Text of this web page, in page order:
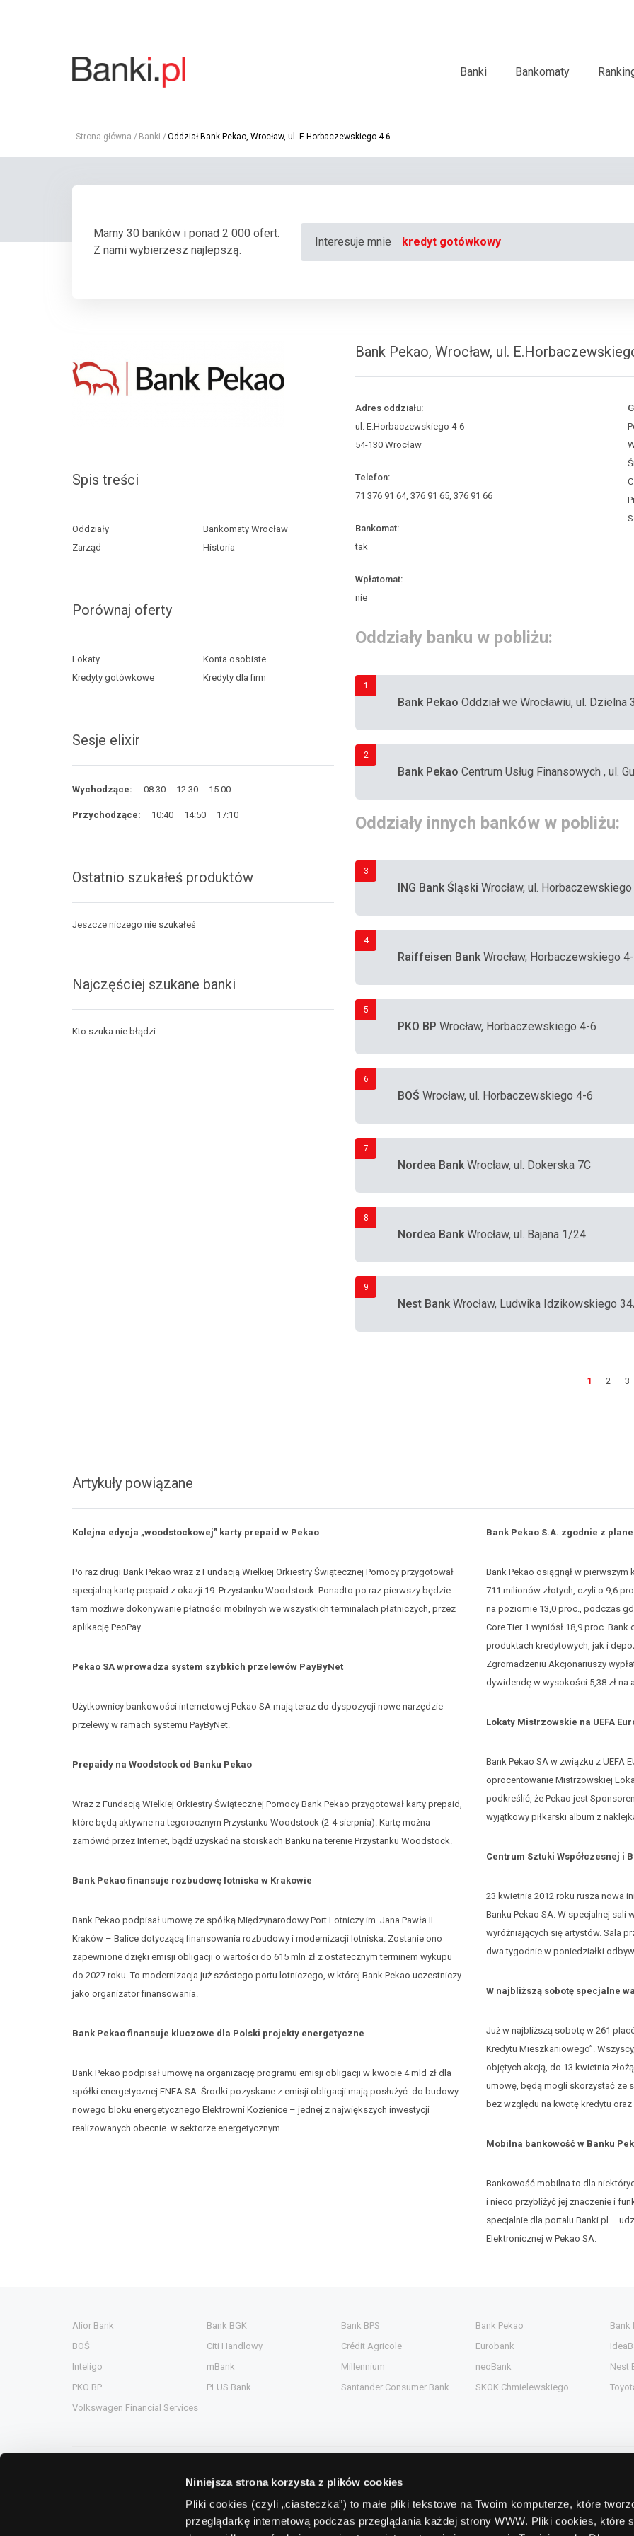
Niniejsza strona korzysta z plików cookies
Pliki cookies (czyli „ciasteczka”) to małe pliki tekstowe na Twoim komputerze, które
przeglądarkę internetową podczas przeglądania każdej strony WWW. Pliki cookies, które
Banki Bankomaty
Strona główna Banki Oddział Bank Pekao, Wrocław, ul. E.Horbaczewskiego 4-6
Mamy 30 banków i ponad 2 000 ofert.
Z nami wybierzesz najlepszą.
Interesuje mnie kredyt gotówkowy
Spis treści
Oddziały
Bankomaty Wrocław
Zarząd
Historia
Porównaj oferty
Lokaty
Konta osobiste
Kredyty gotówkowe
Kredyty dla firm
Sesje elixir
Wychodzące: 08:30 12:30 15:00
Przychodzące: 10:40 14:50 17:10
Ostatnio szukałeś produktów
Jeszcze niczego nie szukałeś
Najczęściej szukane banki
Kto szuka nie błądzi
Bank Pekao, Wrocław, ul.
Adres oddziału:
ul. E.Horbaczewskiego 4-6
54-130 Wrocław
Telefon:
71 376 91 64, 376 91 65, 376 91 66
Bankomat:
tak
Wpłatomat:
nie
Oddziały banku w pobliżu:
1
Bank Pekao Oddział we Wrocławiu, ul. Dzielna
2
Bank Pekao Centrum Usług Finansowych , ul.
Oddziały innych banków w pobliżu:
3
ING Bank Śląski Wrocław, ul.
4
Raiffeisen BankWrocław, Horbaczewskiego
5
PKO BP Wrocław, Horbaczewskiego 4-6
6
BOŚ Wrocław, ul. Horbaczewskiego 4-6
7
Nordea BankWrocław, ul. Dokerska 7C
8
Nordea BankWrocław, ul. Bajana 1/24
9
Nest BankWrocław, Ludwika Idzikowskiego
1 2 3
Artykuły powiązane
Kolejna edycja „woodstockowej” karty prepaid w Pekao
Po raz drugi Bank Pekao wraz z Fundacją Wielkiej Orkiestry Świątecznej Pomocy przygotował
specjalną kartę prepaid z okazji 19. Przystanku Woodstock. Ponadto po raz pierwszy będzie
tam możliwe dokonywanie płatności mobilnych we wszystkich terminalach płatniczych, przez
aplikację PeoPay.
Pekao SA wprowadza system szybkich przelewów PayByNet
Użytkownicy bankowości internetowej Pekao SA mają teraz do dyspozycji nowe narzędzie-
przelewy w ramach systemu PayByNet.
Prepaidy na Woodstock od Banku Pekao
Wraz z Fundacją Wielkiej Orkiestry Świątecznej Pomocy Bank Pekao przygotował karty prepaid,
które będą aktywne na tegorocznym Przystanku Woodstock (2-4 sierpnia). Kartę można
zamówić przez Internet, bądź uzyskać na stoiskach Banku na terenie Przystanku Woodstock.
Bank Pekao finansuje rozbudowę lotniska w Krakowie
Bank Pekao podpisał umowę ze spółką Międzynarodowy Port Lotniczy im. Jana Pawła II
Kraków – Balice dotyczącą finansowania rozbudowy i modernizacji lotniska. Zostanie ono
zapewnione dzięki emisji obligacji o wartości do 615 mln zł z ostatecznym terminem wykupu
do 2027 roku. To modernizacja już szóstego portu lotniczego, w której Bank Pekao uczestniczy
jako organizator finansowania.
Bank Pekao finansuje kluczowe dla Polski projekty energetyczne
Bank Pekao podpisał umowę na organizację programu emisji obligacji w kwocie 4 mld zł dla
spółki energetycznej ENEA SA. Środki pozyskane z emisji obligacji mają posłużyć do budowy
nowego bloku energetycznego Elektrowni Kozienice – jednej z największych inwestycji
realizowanych obecnie w sektorze energetycznym.
Bank Pekao S.A. zgodnie z
Bank Pekao osiągnął w
711 milionów złotych, czyli o 9,6
na poziomie 13,0 proc., podczas
Core Tier 1 wyniósł 18,9 proc.
produktach kredytowych, jak i
Zgromadzeniu Akcjonariuszy
dywidendę w wysokości 5,38 zł na
Lokaty Mistrzowskie na UEFA
Bank Pekao SA w związku z UEFA
oprocentowanie Mistrzowskiej
podkreślić, że Pekao jest
wyjątkowy piłkarski album z
Centrum Sztuki Współczesnej i
23 kwietnia 2012 roku rusza nowa
Banku Pekao SA. W specjalnej sali
wyróżniających się artystów. Sala
dwa tygodnie w poniedziałki
W najbliższą sobotę specjalne
Już w najbliższą sobotę w 261
Kredytu Mieszkaniowego”.
objętych akcją, do 13 kwietnia
umowę, będą mogli skorzystać ze
bez względu na kwotę kredytu
Mobilna bankowość w Banku
Bankowość mobilna to dla
i nieco przybliżyć jej znaczenie i
specjalnie dla portalu Banki.pl –
Elektronicznej w Pekao SA.
Alior Bank Bank BGK Bank BPS Bank Pekao
Bank
BOŚ
Citi Handlowy Crédit Agricole Eurobank
Inteligo
mBank Millennium neoBank
Nest
PKO BP
PLUS Bank Santander Consumer Bank SKOK Chmielewskiego
Volkswagen Financial Services
ComperiaAgent.pl Comperia.pl S.A.